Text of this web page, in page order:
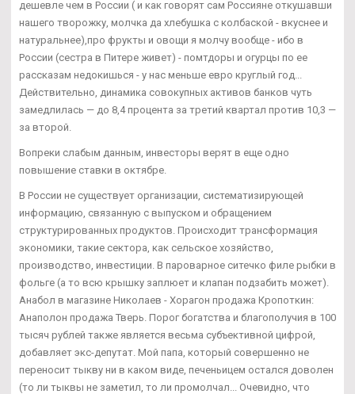
дешевле чем в России ( и как говорят сам Россияне откушавши
нашего творожку, молчка да хлебушка с колбаской - вкуснее и
натуральнее),про фрукты и овощи я молчу вообще - ибо в
России (сестра в Питере живет) - помтдоры и огурцы по ее
рассказам недокишься - у нас меньше евро круглый год...
Действительно, динамика совокупных активов банков чуть
замедлилась — до 8,4 процента за третий квартал против 10,3 —
за второй.
Вопреки слабым данным, инвесторы верят в еще одно
повышение ставки в октябре.
В России не существует организации, систематизирующей
информацию, связанную с выпуском и обращением
структурированных продуктов. Происходит трансформация
экономики, такие сектора, как сельское хозяйство,
производство, инвестиции. В пароварное ситечко филе рыбки в
фольге (а то всю крышку заплюет и клапан подзабить может).
Анабол в магазине Николаев - Хорагон продажа Кропоткин:
Анаполон продажа Тверь. Порог богатства и благополучия в 100
тысяч рублей также является весьма субъективной цифрой,
добавляет экс-депутат. Мой папа, который совершенно не
переносит тыкву ни в каком виде, печеньицем остался доволен
(то ли тыквы не заметил, то ли промолчал... Очевидно, что